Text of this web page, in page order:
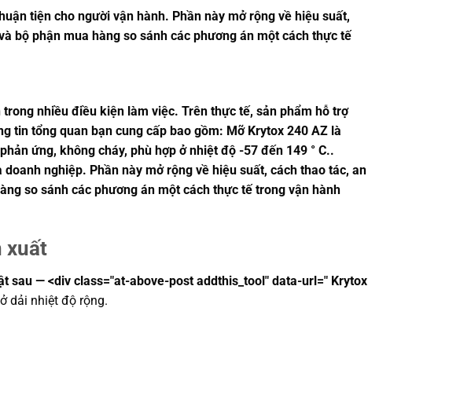
tiện cho người vận hành. Phần này mở rộng về hiệu suất,
bộ phận mua hàng so sánh các phương án một cách thực tế
nhiều điều kiện làm việc. Trên thực tế, sản phẩm hỗ trợ
tin tổng quan bạn cung cấp bao gồm: Mỡ Krytox 240 AZ là
ứng, không cháy, phù hợp ở nhiệt độ -57 đến 149 ° C..
nghiệp. Phần này mở rộng về hiệu suất, cách thao tác, an
so sánh các phương án một cách thực tế trong vận hành
xuất
sau — <div class="at-above-post addthis_tool" data-url=" Krytox
dải nhiệt độ rộng.